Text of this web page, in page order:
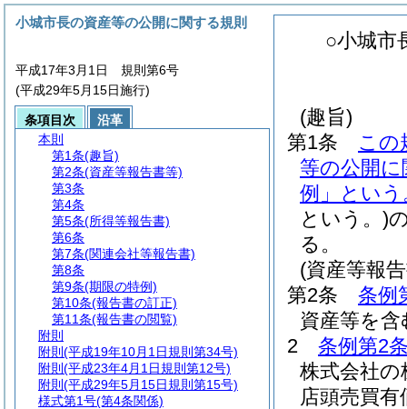
○小城市
(趣旨)
第1条
この
等の公開
例」という
という。)
る。
(資産等報
第2条
条例
資産等を
2
条例第2
株式会社
店頭売買
小城市長の資産等の公開に関する規則
平成17年3月1日 規則第6号
(平成29年5月15日施行)
条項目次
沿革
本則
第1条(趣旨)
第2条(資産等報告書等)
第3条
第4条
第5条(所得等報告書)
第6条
第7条(関連会社等報告書)
第8条
第9条(期限の特例)
第10条(報告書の訂正)
第11条(報告書の閲覧)
附則
附則 (平成19年10月1日規則第34号)
附則 (平成23年4月1日規則第12号)
附則 (平成29年5月15日規則第15号)
様式第1号(第4条関係)